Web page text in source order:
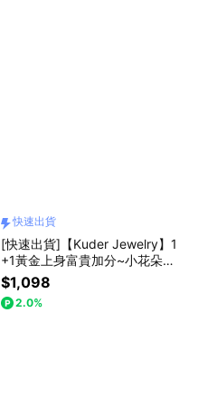
快速出貨
[快速出貨]【Kuder Jewelry】1
+1黃金上身富貴加分~小花朵黃
金項鍊買1條送1條小金馬項鍊
$1,098
2.0%